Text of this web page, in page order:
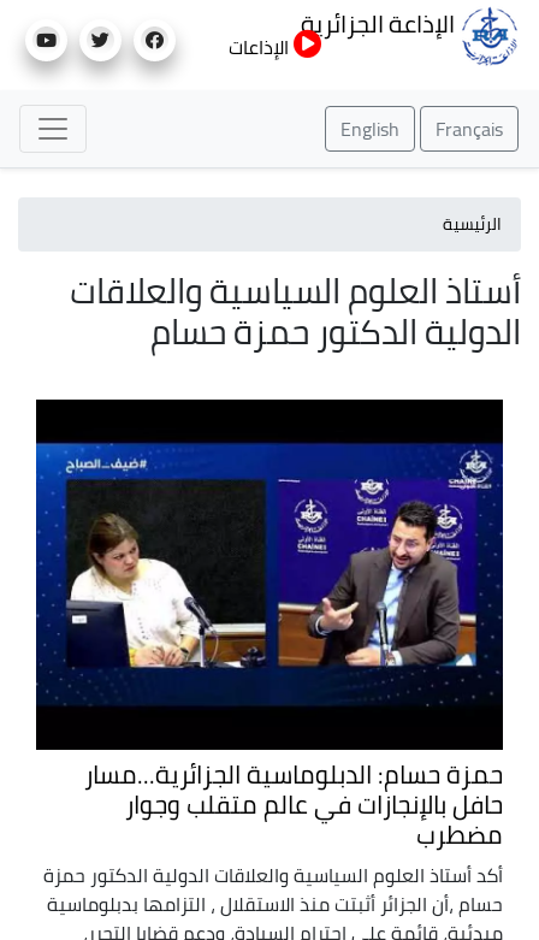
إلى
الإذاعة الجزائرية
الإذاعات
Français
English
الرئيسية
أستاذ العلوم السياسية والعلاقات
الدولية الدكتور حمزة حسام
حمزة حسام: الدبلوماسية الجزائرية...مسار
حافل بالإنجازات في عالم متقلب وجوار
مضطرب
أكد أستاذ العلوم السياسية والعلاقات الدولية الدكتور حمزة
حسام ،أن الجزائر أثبتت منذ الاستقلال ، التزامها بدبلوماسية
مبدئية، قائمة على احترام السيادة، ودعم قضايا التحرر،